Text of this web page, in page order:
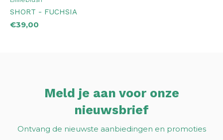
SHORT - FUCHSIA
€39,00
Meld je aan voor onze
nieuwsbrief
Ontvang de nieuwste aanbiedingen en promoties